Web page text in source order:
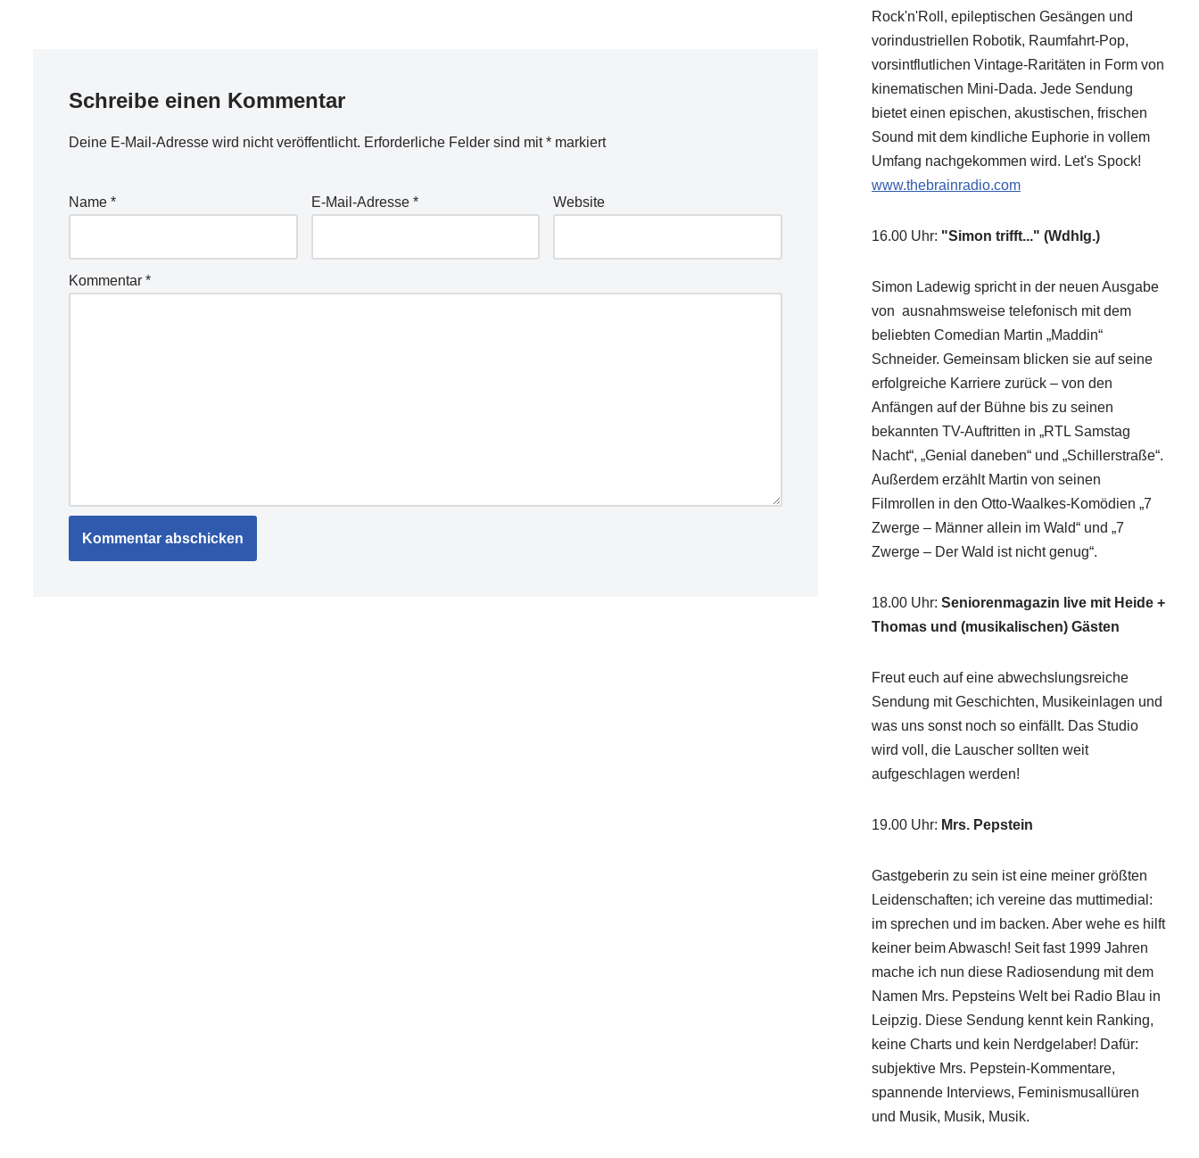
Schreibe einen Kommentar
Deine E-Mail-Adresse wird nicht veröffentlicht. Erforderliche Felder sind mit* markiert
Name * E-Mail-Adresse * Website
Kommentar *
Rock'n'Roll, epileptischen Gesängen und
vorindustriellen Robotik, Raumfahrt-Pop,
vorsintflutlichen Vintage-Raritäten in Form von
kinematischen Mini-Dada. Jede Sendung
bietet einen epischen, akustischen, frischen
Sound mit dem kindliche Euphorie in vollem
Umfang nachgekommen wird. Let's Spock!
www.thebrainradio.com
16.00 Uhr: "Simon trifft..." (Wdhlg.)
Simon Ladewig spricht in der neuen Ausgabe
von ausnahmsweise telefonisch mit dem
beliebten Comedian Martin „Maddin“
Schneider. Gemeinsam blicken sie auf seine
erfolgreiche Karriere zurück – von den
Anfängen auf der Bühne bis zu seinen
bekannten TV-Auftritten in „RTL Samstag
Nacht“, „Genial daneben“ und „Schillerstraße“.
Außerdem erzählt Martin von seinen
Filmrollen in den Otto-Waalkes-Komödien „7
Zwerge – Männer allein im Wald“ und „7
Zwerge – Der Wald ist nicht genug“.
18.00 Uhr: Seniorenmagazin live mit Heide +
Thomas und (musikalischen) Gästen
Freut euch auf eine abwechslungsreiche
Sendung mit Geschichten, Musikeinlagen und
was uns sonst noch so einfällt. Das Studio
wird voll, die Lauscher sollten weit
aufgeschlagen werden!
19.00 Uhr: Mrs. Pepstein
Gastgeberin zu sein ist eine meiner größten
Leidenschaften; ich vereine das muttimedial:
im sprechen und im backen. Aber wehe es hilft
keiner beim Abwasch! Seit fast 1999 Jahren
mache ich nun diese Radiosendung mit dem
Namen Mrs. Pepsteins Welt bei Radio Blau in
Leipzig. Diese Sendung kennt kein Ranking,
keine Charts und kein Nerdgelaber! Dafür:
subjektive Mrs. Pepstein-Kommentare,
spannende Interviews, Feminismusallüren
und Musik, Musik, Musik.